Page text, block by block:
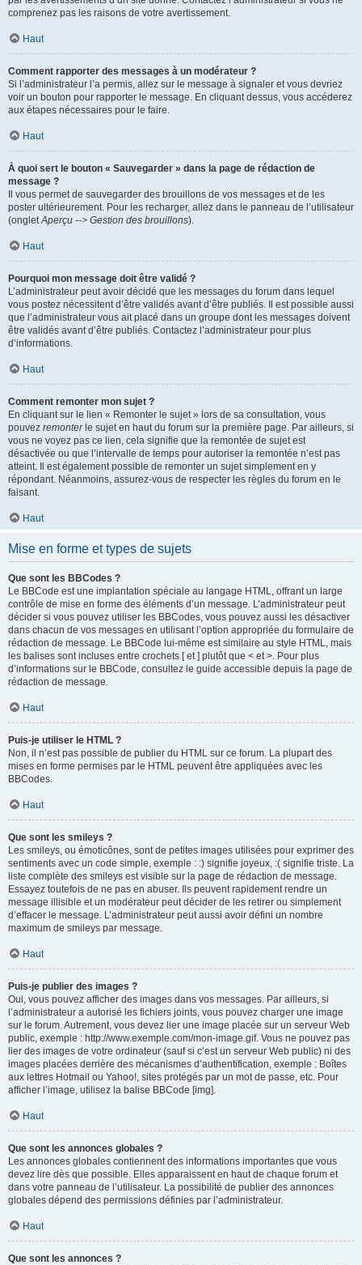
comprenez pas les raisons de votre avertissement.
Haut
Comment rapporter des messages à un modérateur ?
Si l’administrateur l’a permis, allez sur le message à signaler et vous devriez
voir un bouton pour rapporter le message. En cliquant dessus, vous accéderez
aux étapes nécessaires pour le faire.
Haut
À quoi sert le bouton « Sauvegarder » dans la page de rédaction de
message ?
Il vous permet de sauvegarder des brouillons de vos messages et de les
poster ultérieurement. Pour les recharger, allez dans le panneau de l’utilisateur
(ongletAperçu --> Gestion des brouillons).
Haut
Pourquoi mon message doit être validé ?
L’administrateur peut avoir décidé que les messages du forum dans lequel
vous postez nécessitent d’être validés avant d’être publiés. Il est possible aussi
que l’administrateur vous ait placé dans un groupe dont les messages doivent
être validés avant d’être publiés. Contactez l’administrateur pour plus
d’informations.
Haut
Comment remonter mon sujet ?
En cliquant sur le lien « Remonter le sujet » lors de sa consultation, vous
pouvez remonterle sujet en haut du forum sur la première page. Par ailleurs, si
vous ne voyez pas ce lien, cela signifie que la remontée de sujet est
désactivée ou que l’intervalle de temps pour autoriser la remontée n’est pas
atteint. Il est également possible de remonter un sujet simplement en y
répondant. Néanmoins, assurez-vous de respecter les règles du forum en le
faisant.
Haut
Mise en forme et types de sujets
Que sont les BBCodes ?
Le BBCode est une implantation spéciale au langage HTML, offrant un large
contrôle de mise en forme des éléments d’un message. L’administrateur peut
décider si vous pouvez utiliser les BBCodes, vous pouvez aussi les désactiver
dans chacun de vos messages en utilisant l’option appropriée du formulaire de
rédaction de message. Le BBCode lui-même est similaire au style HTML, mais
les balises sont incluses entre crochets [ et ] plutôt que < et >. Pour plus
d’informations sur le BBCode, consultez le guide accessible depuis la page de
rédaction de message.
Haut
Puis-je utiliser le HTML ?
Non, il n’est pas possible de publier du HTML sur ce forum. La plupart des
mises en forme permises par le HTML peuvent être appliquées avec les
BBCodes.
Haut
Que sont les smileys ?
Les smileys, ou émoticônes, sont de petites images utilisées pour exprimer des
sentiments avec un code simple, exemple : :) signifie joyeux, :( signifie triste. La
liste complète des smileys est visible sur la page de rédaction de message.
Essayez toutefois de ne pas en abuser. Ils peuvent rapidement rendre un
message illisible et un modérateur peut décider de les retirer ou simplement
d’effacer le message. L’administrateur peut aussi avoir défini un nombre
maximum de smileys par message.
Haut
Puis-je publier des images ?
Oui, vous pouvez afficher des images dans vos messages. Par ailleurs, si
l’administrateur a autorisé les fichiers joints, vous pouvez charger une image
sur le forum. Autrement, vous devez lier une image placée sur un serveur Web
public, exemple : http://www.exemple.com/mon-image.gif. Vous ne pouvez pas
lier des images de votre ordinateur (sauf si c’est un serveur Web public) ni des
images placées derrière des mécanismes d’authentification, exemple : Boîtes
aux lettres Hotmail ou Yahoo!, sites protégés par un mot de passe, etc. Pour
afficher l’image, utilisez la balise BBCode [img].
Haut
Que sont les annonces globales ?
Les annonces globales contiennent des informations importantes que vous
devez lire dès que possible. Elles apparaissent en haut de chaque forum et
dans votre panneau de l’utilisateur. La possibilité de publier des annonces
globales dépend des permissions définies par l’administrateur.
Haut
Que sont les annonces ?